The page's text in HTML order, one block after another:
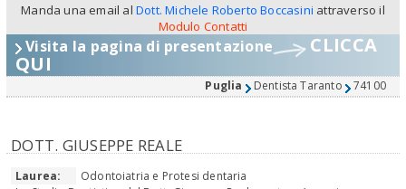
Manda una email al Dott. Michele Roberto Boccasini attraverso il
Modulo Contatti
Visita la pagina di presentazione CLICCA
QUI
Puglia Dentista Taranto 74100
DOTT. GIUSEPPE REALE
Laurea:
Odontoiatria e Protesi dentaria